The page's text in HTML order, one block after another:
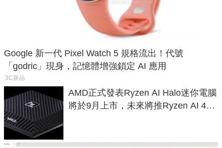
Google 新一代 Pixel Watch 5 規格流出！代號
「godric」現身，記憶體增強鎖定 AI 應用
3C新品
AMD正式發表Ryzen AI Halo迷你電腦
將於9月上市，未來將推Ryzen AI 400